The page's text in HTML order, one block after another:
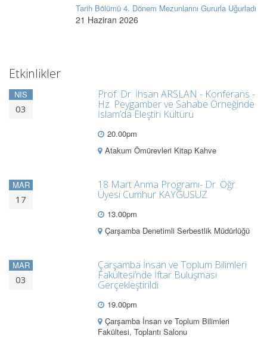
Tarih Bölümü 4. Dönem Mezunlarını Gururla Uğurladı
21 Haziran 2026
Etkinlikler
NIS
03
Prof. Dr. İhsan ARSLAN - Konferans -
Hz. Peygamber ve Sahabe Örneğinde
İslam’da Eleştiri Kültürü
20.00pm
Atakum Ömürevleri Kitap Kahve
MAR
17
18 Mart Anma Programı- Dr. Öğr.
Üyesi Cumhur KAYGUSUZ
13.00pm
Çarşamba Denetimli Serbestlik Müdürlüğü
MAR
03
Çarşamba İnsan ve Toplum Bilimleri
Fakültesi’nde İftar Buluşması
Gerçekleştirildi
19.00pm
Çarşamba İnsan ve Toplum Bilimleri
Fakültesi, Toplantı Salonu